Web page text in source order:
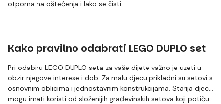
otporna na oštećenja i lako se čisti.
Kako pravilno odabrati LEGO DUPLO set
Pri odabiru LEGO DUPLO seta za vaše dijete važno je uzeti u
obzir njegove interese i dob. Za malu djecu prikladni su setovi s
osnovnim oblicima i jednostavnim konstrukcijama. Starija djeca
mogu imati koristi od složenijih građevinskih setova koji potiču